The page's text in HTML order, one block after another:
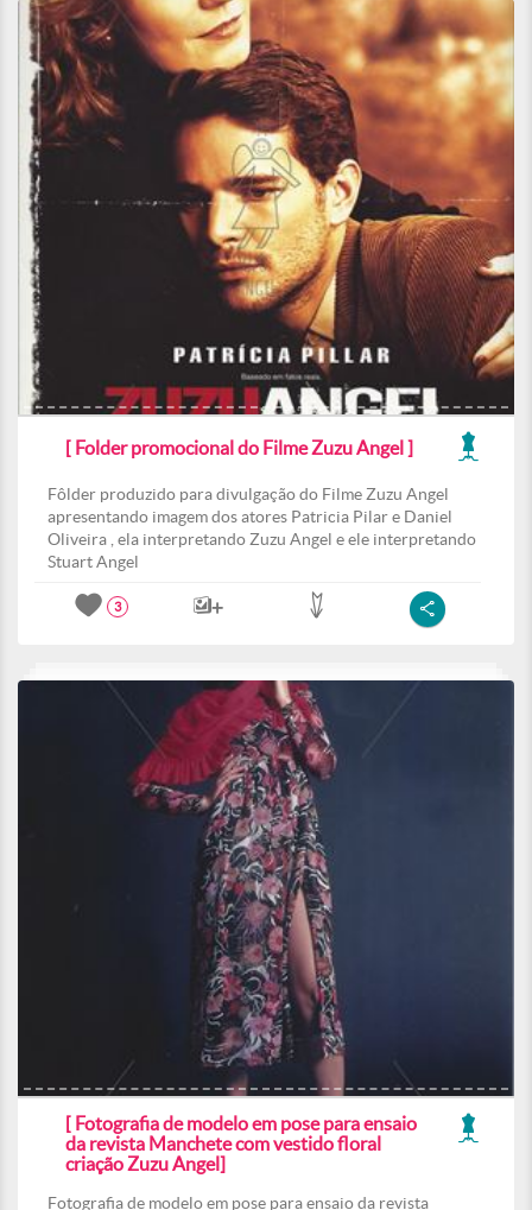
[ Folder promocional do Filme Zuzu Angel ]
Fôlder produzido para divulgação do Filme Zuzu Angel
apresentando imagem dos atores Patricia Pilar e Daniel
Oliveira , ela interpretando Zuzu Angel e ele interpretando
Stuart Angel
3
[ Fotografia de modelo em pose para ensaio
da revista Manchete com vestido floral
criação Zuzu Angel]
Fotografia de modelo em pose para ensaio da revista